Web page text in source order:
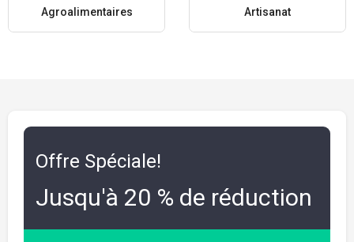
Agroalimentaires Artisanat
Offre Spéciale!
Jusqu'à 20 % de réduction